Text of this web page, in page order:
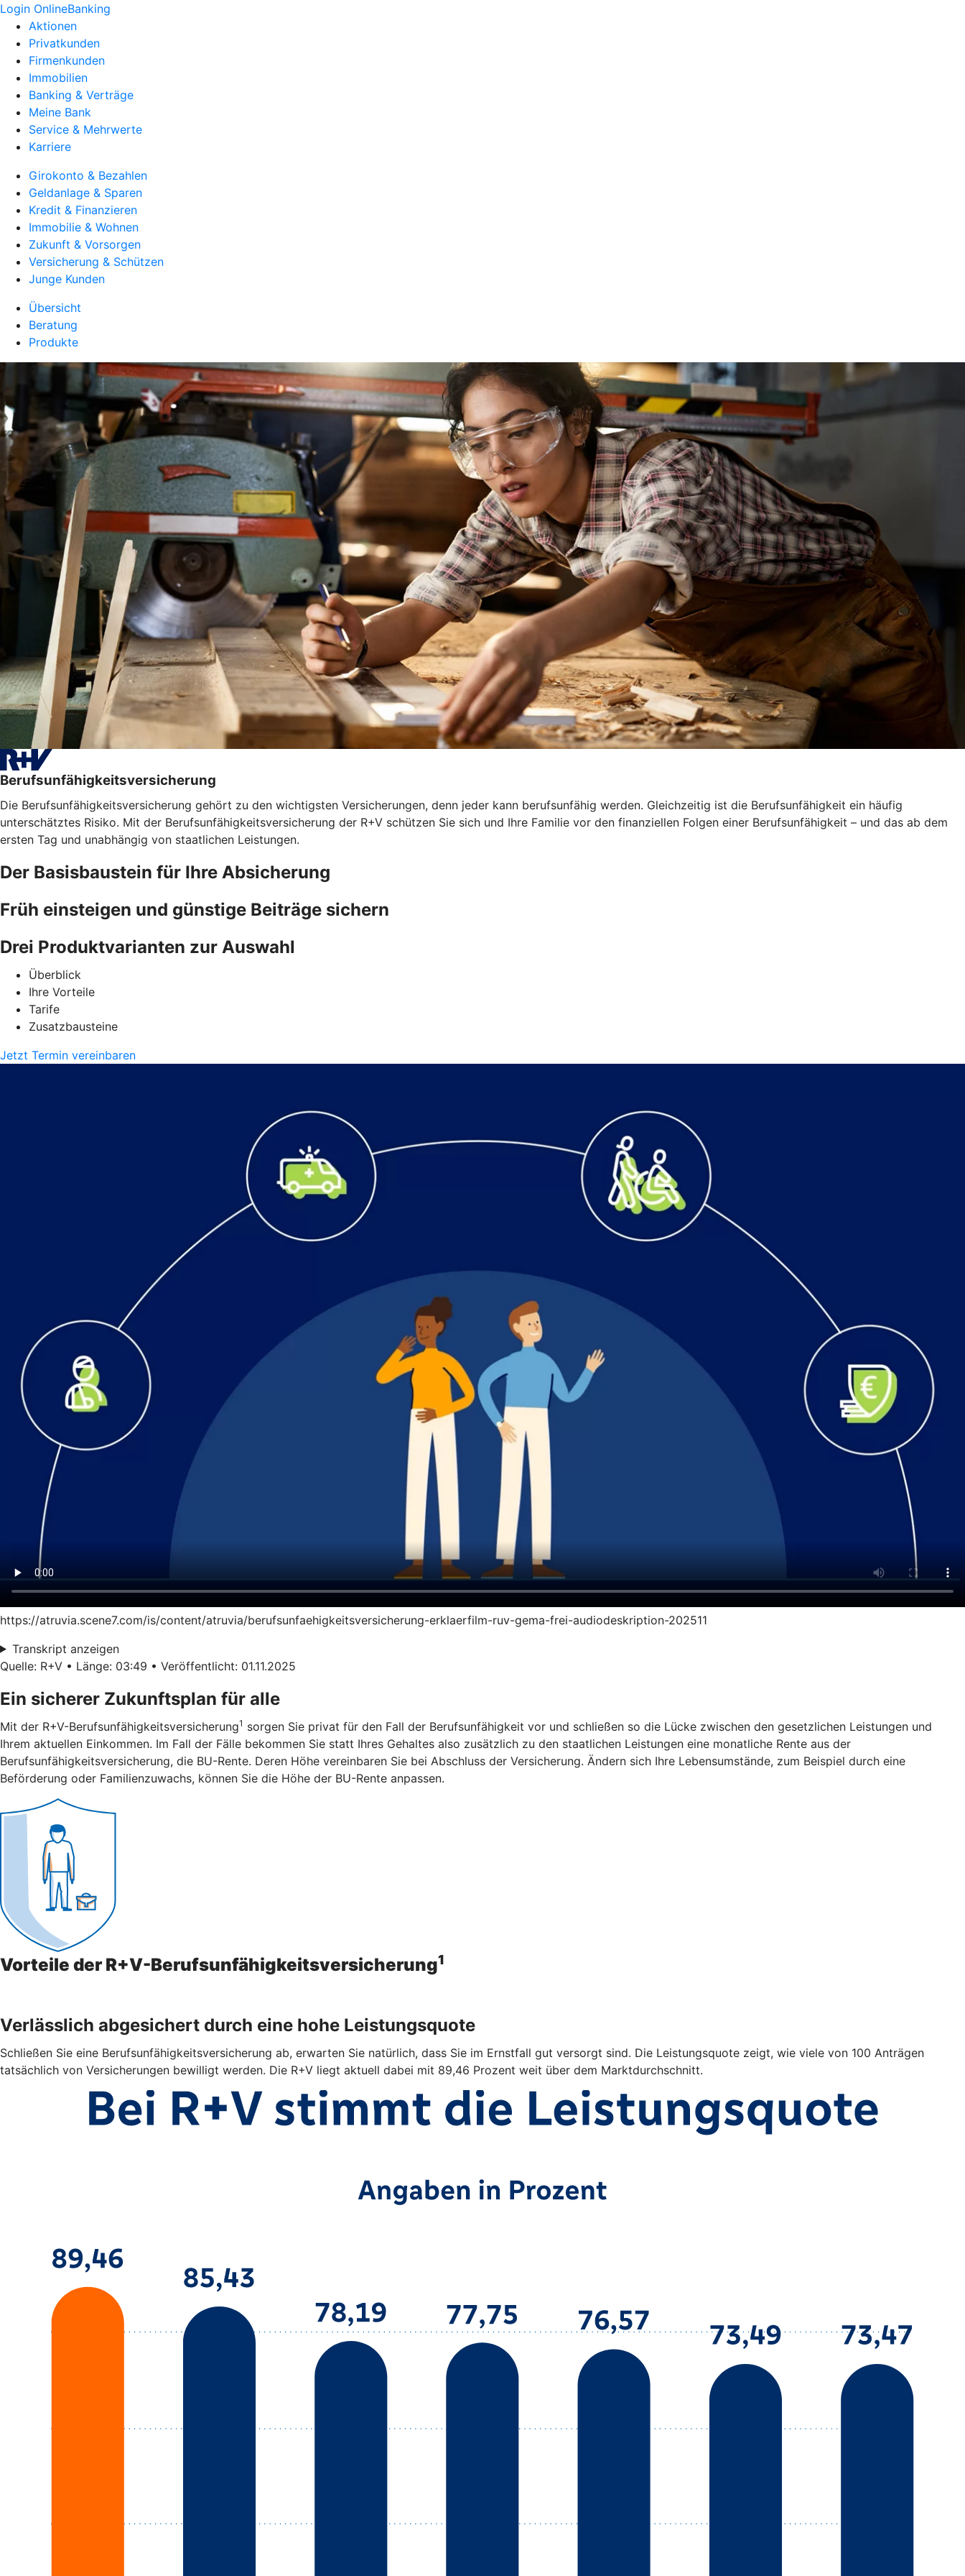
Login OnlineBanking
Aktionen
Privatkunden
Firmenkunden
Immobilien
Banking & Verträge
Meine Bank
Service & Mehrwerte
Karriere
Girokonto & Bezahlen
Geldanlage & Sparen
Kredit & Finanzieren
Immobilie & Wohnen
Zukunft & Vorsorgen
Versicherung & Schützen
Junge Kunden
Übersicht
Beratung
Produkte
Berufsunfähigkeitsversicherung
Die Berufsunfähigkeitsversicherung gehört zu den wichtigsten Versicherungen, denn jeder kann berufsunfähig werden. Gleichzeitig ist die Berufsunfähigkeit ein häufig
unterschätztes Risiko. Mit der Berufsunfähigkeitsversicherung der R+V schützen Sie sich und Ihre Familie vor den finanziellen Folgen einer Berufsunfähigkeit – und das ab dem
ersten Tag und unabhängig von staatlichen Leistungen.
Der Basisbaustein für Ihre Absicherung
Früh einsteigen und günstige Beiträge sichern
Drei Produktvarianten zur Auswahl
Überblick
Ihre Vorteile
Tarife
Zusatzbausteine
Jetzt Termin vereinbaren
https://atruvia.scene7.com/is/content/atruvia/berufsunfaehigkeitsversicherung-erklaerfilm-ruv-gema-frei-audiodeskription-202511
Transkript anzeigen
Quelle: R+V • Länge: 03:49 • Veröffentlicht: 01.11.2025
Ein sicherer Zukunftsplan für alle
Mit der R+V-Berufsunfähigkeitsversicherung1 sorgen Sie privat für den Fall der Berufsunfähigkeit vor und schließen so die Lücke zwischen den gesetzlichen Leistungen und
Ihrem aktuellen Einkommen. Im Fall der Fälle bekommen Sie statt Ihres Gehaltes also zusätzlich zu den staatlichen Leistungen eine monatliche Rente aus der
Berufsunfähigkeitsversicherung, die BU-Rente. Deren Höhe vereinbaren Sie bei Abschluss der Versicherung. Ändern sich Ihre Lebensumstände, zum Beispiel durch eine
Beförderung oder Familienzuwachs, können Sie die Höhe der BU-Rente anpassen.
Vorteile der R+V-Berufsunfähigkeitsversicherung1
Verlässlich abgesichert durch eine hohe Leistungsquote
Schließen Sie eine Berufsunfähigkeitsversicherung ab, erwarten Sie natürlich, dass Sie im Ernstfall gut versorgt sind. Die Leistungsquote zeigt, wie viele von 100 Anträgen
tatsächlich von Versicherungen bewilligt werden. Die R+V liegt aktuell dabei mit 89,46 Prozent weit über dem Marktdurchschnitt.